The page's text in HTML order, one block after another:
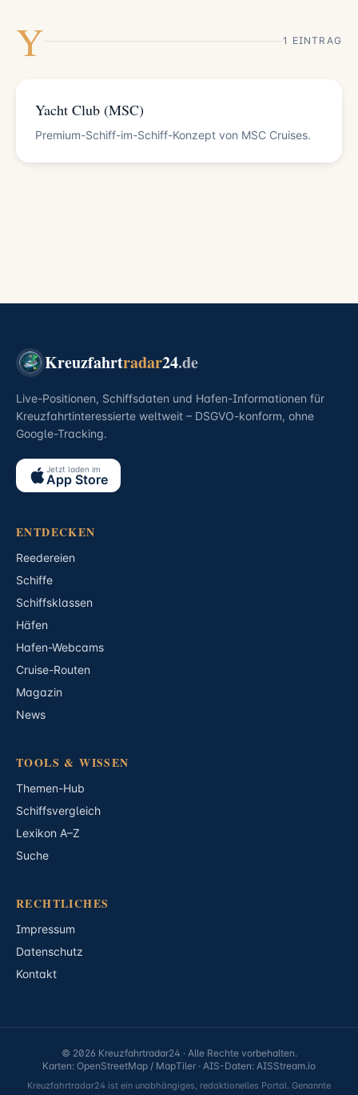
Y 1 EINTRAG
Yacht Club (MSC)
Premium-Schiff-im-Schiff-Konzept von MSC Cruises.
Kreuzfahrtradar24.de
Live-Positionen, Schiffsdaten und Hafen-Informationen für
Kreuzfahrtinteressierte weltweit – DSGVO-konform, ohne
Google-Tracking.
Jetzt laden im
App Store
ENTDECKEN
Reedereien
Schiffe
Schiffsklassen
Häfen
Hafen-Webcams
Cruise-Routen
Magazin
News
TOOLS & WISSEN
Themen-Hub
Schiffsvergleich
Lexikon A–Z
Suche
RECHTLICHES
Impressum
Datenschutz
Kontakt
© 2026 Kreuzfahrtradar24 · Alle Rechte vorbehalten.
Karten: OpenStreetMap / MapTiler · AIS-Daten: AISStream.io
Kreuzfahrtradar24 ist ein unabhängiges, redaktionelles Portal. Genannte